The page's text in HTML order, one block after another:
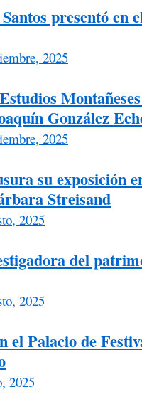
presentó en
2025
González
2025
su exposición
Streisand
2025
del
2025
el Palacio de
2025